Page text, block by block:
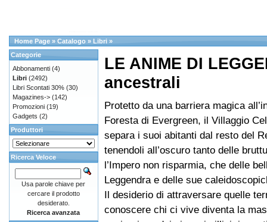
Home Page » Catalogo » Libri »
LE ANIME DI
ancestrali
Protetto da una barriera magica
Foresta di Evergreen, il Villaggio
separa i suoi abitanti dal resto del
tenendoli all’oscuro tanto delle
l’Impero non risparmia, che delle
Leggendra e delle sue
Il desiderio di attraversare quelle
conoscere chi ci vive diventa la
Categorie
Abbonamenti (4)
Libri (2492)
Libri Scontati 30% (30)
Magazines-> (142)
Promozioni (19)
Gadgets (2)
Produttori
Ricerca Veloce
Usa parole chiave per
cercare il prodotto
desiderato.
Ricerca avanzata